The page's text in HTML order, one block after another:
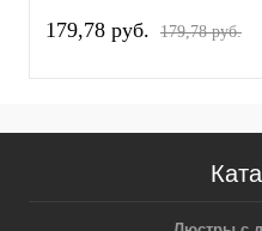
179,78 pуб. 179,78 pуб.